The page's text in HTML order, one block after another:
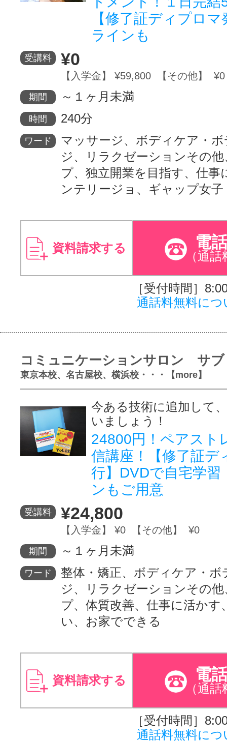
【修了証ディプロ
ラインも
受講料 ¥0
【入学金】 ¥59,800 【その他】 ¥0
期間 ～１ヶ月未満
時間 240分
ワード
マッサージ、ボディケア・
ジ、リラクゼーションその
プ、独立開業を目指す、仕事
ンテリージョ、ギャップ女子
資料請求する 電
（通話
［受付時間］
通話料無料につ
コミュニケーションサロン サブ
東京本校、名古屋校、横浜校・・・【more】
今ある技術に追加して
いましょう！
24800円！ペアスト
信講座！【修了証デ
行】DVDで自宅学習
ンもご用意
受講料 ¥24,800
【入学金】 ¥0 【その他】 ¥0
期間 ～１ヶ月未満
ワード
整体・矯正、ボディケア・ボ
ジ、リラクゼーションその
プ、体質改善、仕事に活かす
い、お家でできる
資料請求する 電
（通話
［受付時間］
通話料無料につ